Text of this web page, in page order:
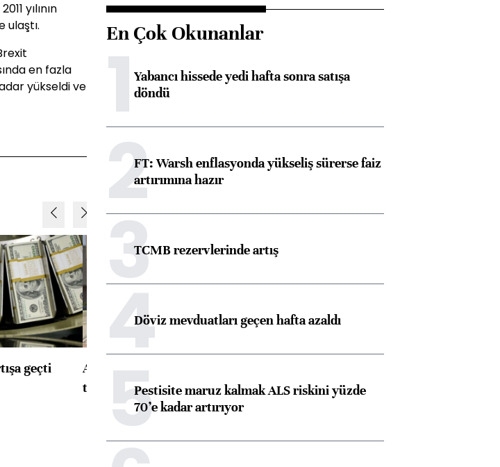
yılının
ulaştı.
en fazla
yükseldi ve
geçti
ABD'de konut başlangıçları
toparlandı
En Çok Okunanlar
1Yabancı hissede yedi hafta sonra satışa
döndü
2FT: Warsh enflasyonda yükseliş sürerse faiz
artırımına hazır
3TCMB rezervlerinde artış
4Döviz mevduatları geçen hafta azaldı
5Pestisite maruz kalmak ALS riskini yüzde
70’e kadar artırıyor